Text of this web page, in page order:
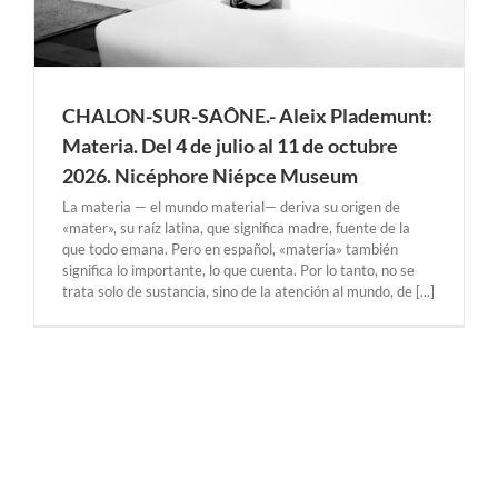
CHALON-SUR-SAÔNE.- Aleix Plademunt:
Materia. Del 4 de julio al 11 de octubre
2026. Nicéphore Niépce Museum
La materia — el mundo material— deriva su origen de
«mater», su raíz latina, que significa madre, fuente de la
que todo emana. Pero en español, «materia» también
significa lo importante, lo que cuenta. Por lo tanto, no se
trata solo de sustancia, sino de la atención al mundo, de [...]